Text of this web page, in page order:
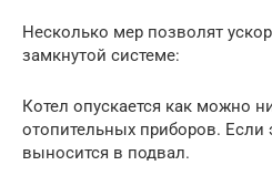
Несколько мер позволят
замкнутой системе:
Котел опускается как можно
отопительных приборов.
выносится в подвал.